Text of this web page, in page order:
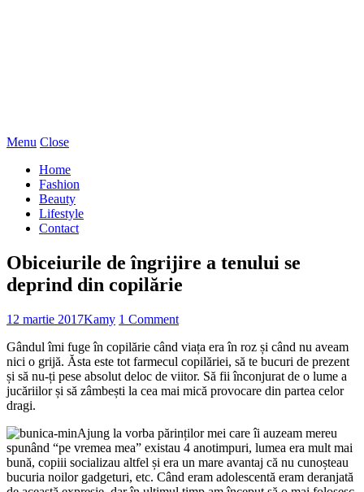
Menu Close
Home
Fashion
Beauty
Lifestyle
Contact
Obiceiurile de îngrijire a tenului se
deprind din copilărie
12 martie 2017Kamy 1 Comment
Gândul îmi fuge în copilărie când viața era în roz și când nu aveam
nici o grijă. Ăsta este tot farmecul copilăriei, să te bucuri de prezent
și să nu-ți pese absolut deloc de viitor. Să fii înconjurat de o lume a
jucăriilor și să zâmbești la cea mai mică provocare din partea celor
dragi.
Ajung la vorba părinților mei care îi auzeam mereu
spunând “pe vremea mea” existau 4 anotimpuri, lumea era mult mai
bună, copiii socializau altfel și era un mare avantaj că nu cunoșteau
bucuria noilor gadgeturi, etc. Când eram adolescentă eram deranjată